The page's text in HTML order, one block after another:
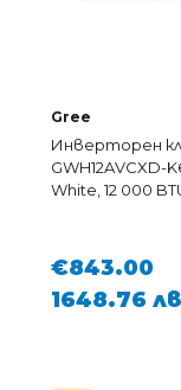
Gree
Инверторен
GWH12AVCXD-
White, 12 000
€843.00
1648.76